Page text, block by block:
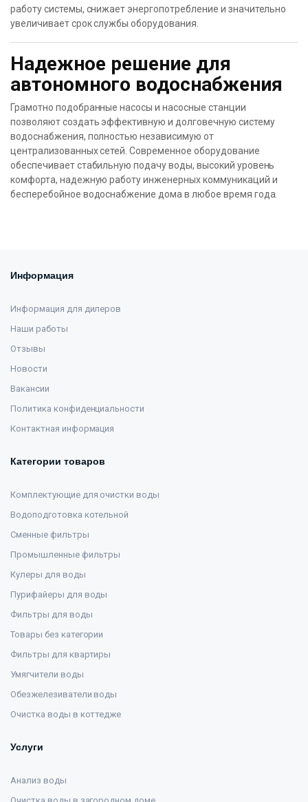
работу системы, снижает энергопотребление и значительно
увеличивает срок службы оборудования.
Надежное решение для
автономного водоснабжения
Грамотно подобранные насосы и насосные станции
позволяют создать эффективную и долговечную систему
водоснабжения, полностью независимую от
централизованных сетей. Современное оборудование
обеспечивает стабильную подачу воды, высокий уровень
комфорта, надежную работу инженерных коммуникаций и
бесперебойное водоснабжение дома в любое время года.
Информация
Информация для дилеров
Наши работы
Отзывы
Новости
Вакансии
Политика конфиденциальности
Контактная информация
Категории товаров
Комплектующие для очистки воды
Водоподготовка котельной
Сменные фильтры
Промышленные фильтры
Кулеры для воды
Пурифайеры для воды
Фильтры для воды
Товары без категории
Фильтры для квартиры
Умягчители воды
Обезжелезиватели воды
Очистка воды в коттедже
Услуги
Анализ воды